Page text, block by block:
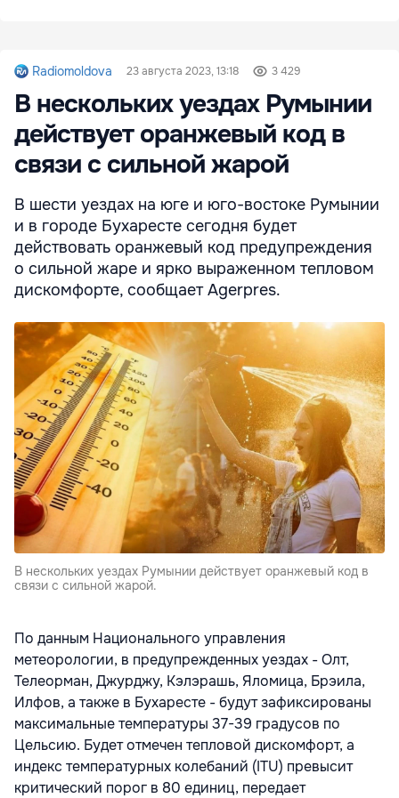
Radiomoldova 23 августа 2023, 13:18 3 429
В нескольких уездах Румынии
действует оранжевый код в
связи с сильной жарой
В шести уездах на юге и юго-востоке Румынии
и в городе Бухаресте сегодня будет
действовать оранжевый код предупреждения
о сильной жаре и ярко выраженном тепловом
дискомфорте, сообщает Agerpres.
В нескольких уездах Румынии действует оранжевый код в
связи с сильной жарой.
По данным Национального управления
метеорологии, в предупрежденных уездах - Олт,
Телеорман, Джурджу, Кэлэрашь, Яломица, Брэила,
Илфов, а также в Бухаресте - будут зафиксированы
максимальные температуры 37-39 градусов по
Цельсию. Будет отмечен тепловой дискомфорт, а
индекс температурных колебаний (ITU) превысит
критический порог в 80 единиц, передает